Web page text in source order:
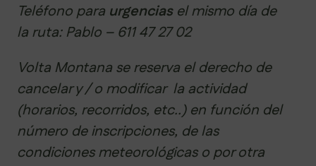
Teléfono para urgenciasel mismo día de
la ruta: Pablo – 611 47 27 02
Volta Montana se reserva el derecho de
cancelar y / o modificar la actividad
(horarios, recorridos, etc..) en función del
número de inscripciones, de las
condiciones meteorológicas o por otra